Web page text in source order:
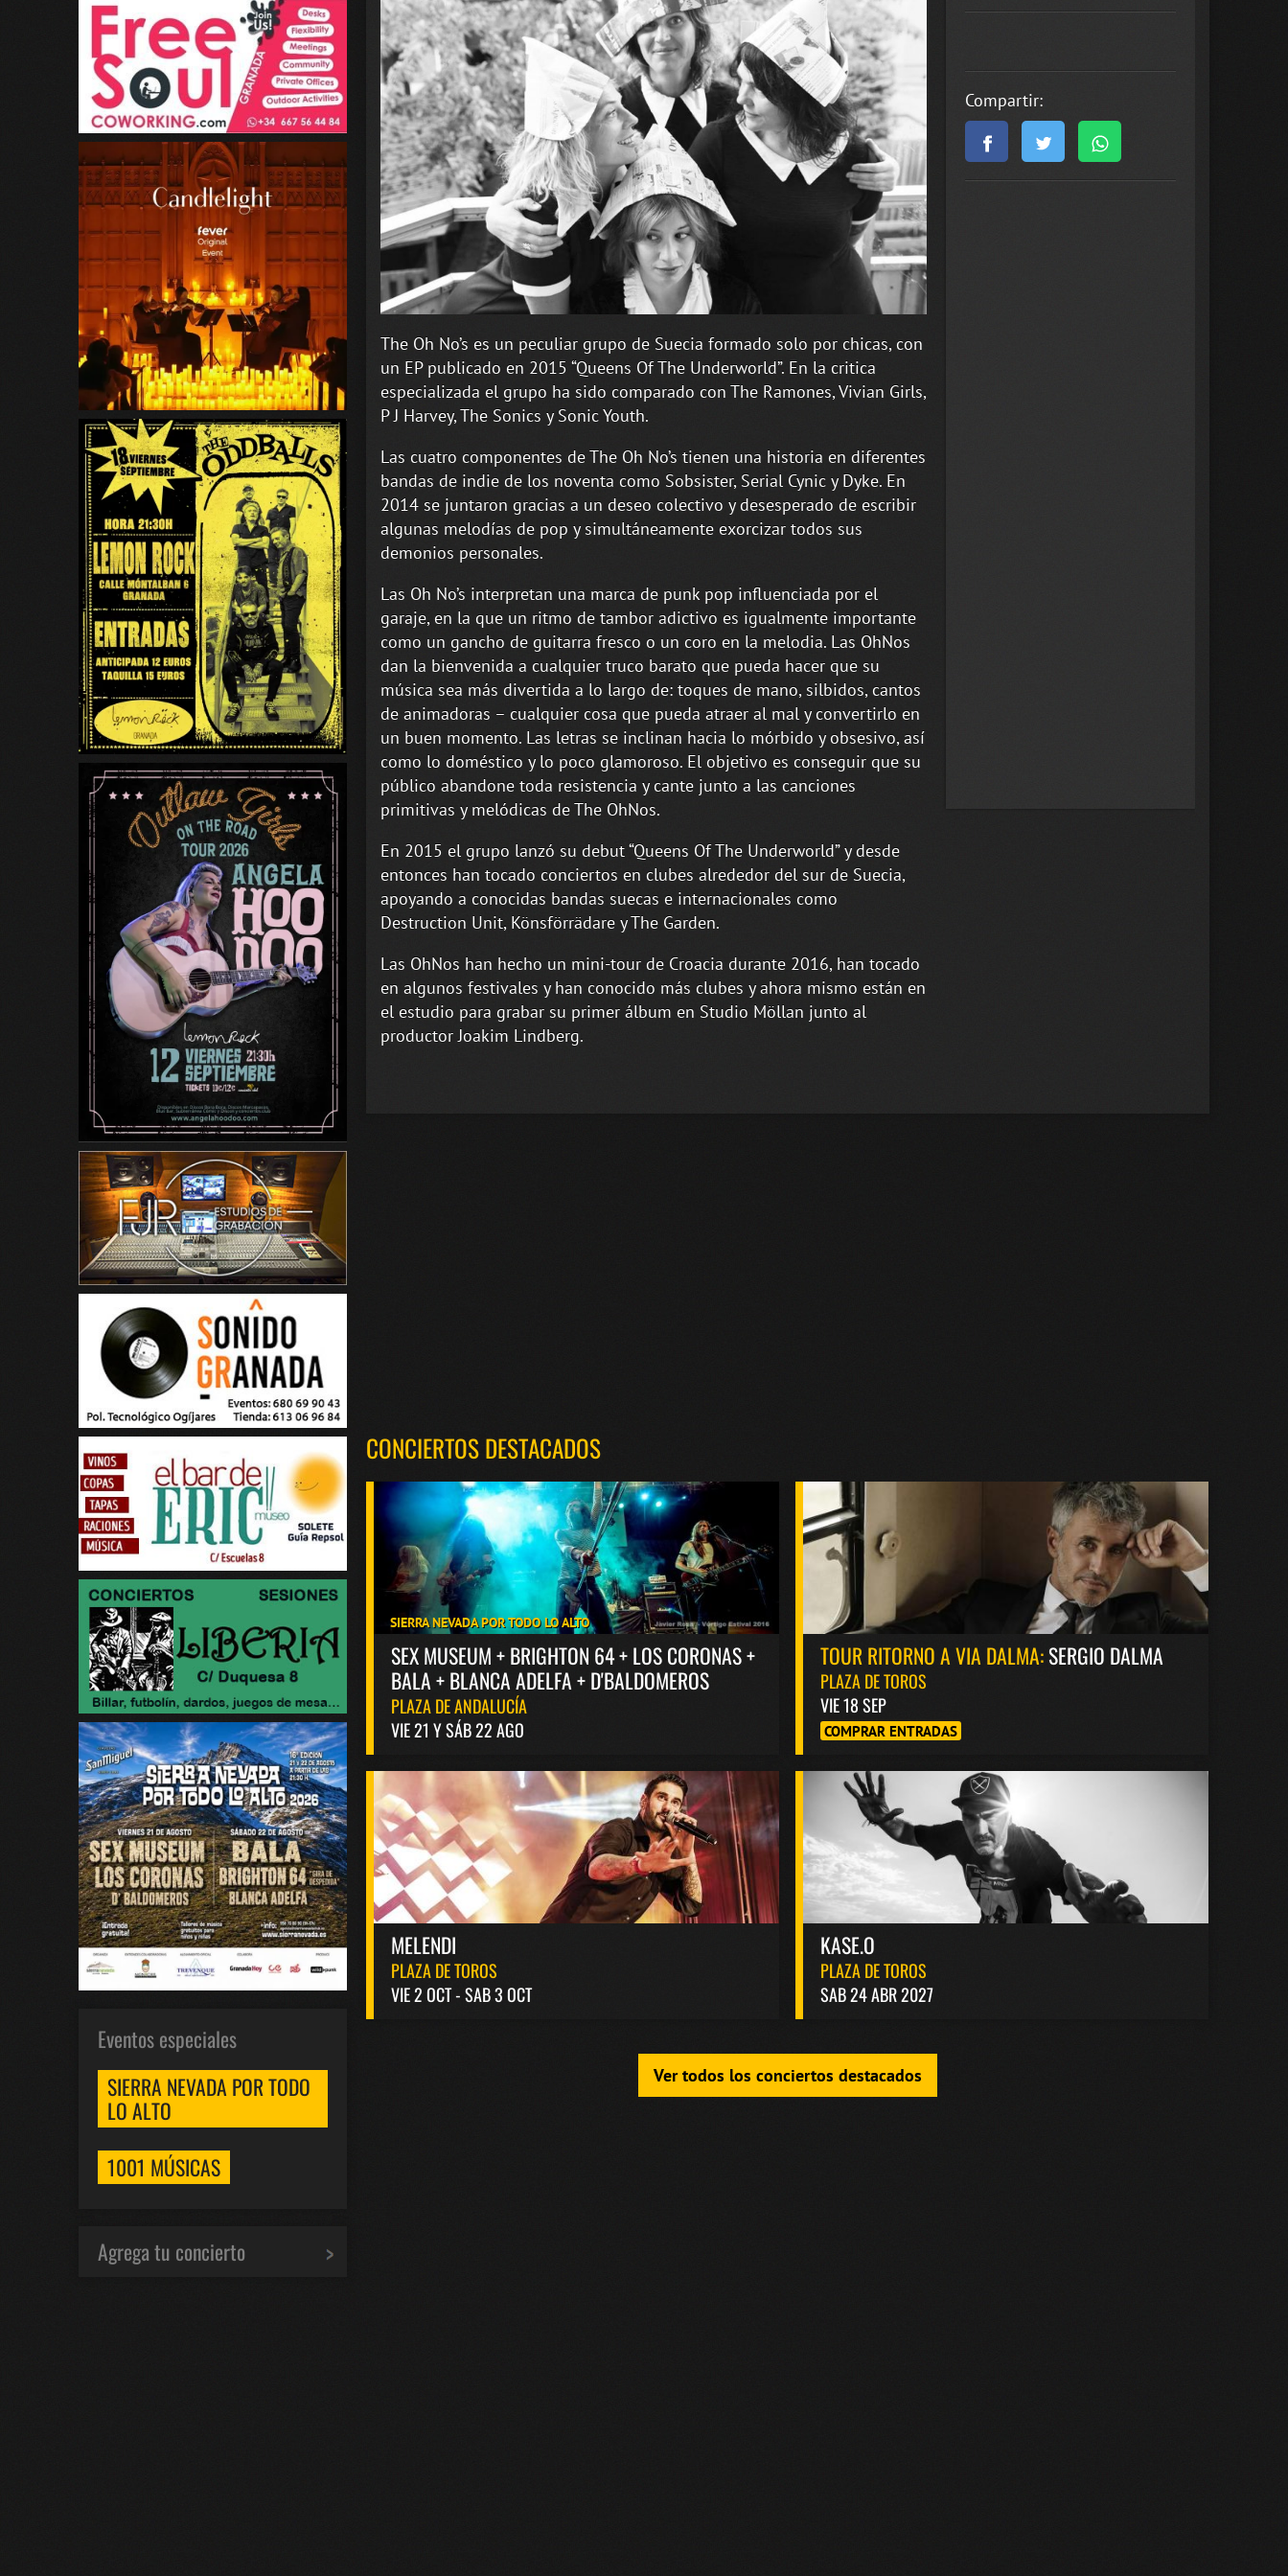
Compartir:
The Oh No’s es un peculiar grupo de Suecia formado solo por chicas, con
un EP publicado en 2015 “Queens Of The Underworld”. En la critica
especializada el grupo ha sido comparado con The Ramones, Vivian Girls,
P J Harvey, The Sonics y Sonic Youth.
Las cuatro componentes de The Oh No’s tienen una historia en diferentes
bandas de indie de los noventa como Sobsister, Serial Cynic y Dyke. En
2014 se juntaron gracias a un deseo colectivo y desesperado de escribir
algunas melodías de pop y simultáneamente exorcizar todos sus
demonios personales.
Las Oh No’s interpretan una marca de punk pop influenciada por el
garaje, en la que un ritmo de tambor adictivo es igualmente importante
como un gancho de guitarra fresco o un coro en la melodia. Las OhNos
dan la bienvenida a cualquier truco barato que pueda hacer que su
música sea más divertida a lo largo de: toques de mano, silbidos, cantos
de animadoras – cualquier cosa que pueda atraer al mal y convertirlo en
un buen momento. Las letras se inclinan hacia lo mórbido y obsesivo, así
como lo doméstico y lo poco glamoroso. El objetivo es conseguir que su
público abandone toda resistencia y cante junto a las canciones
primitivas y melódicas de The OhNos.
En 2015 el grupo lanzó su debut “Queens Of The Underworld” y desde
entonces han tocado conciertos en clubes alrededor del sur de Suecia,
apoyando a conocidas bandas suecas e internacionales como
Destruction Unit, Könsförrädare y The Garden.
Las OhNos han hecho un mini-tour de Croacia durante 2016, han tocado
en algunos festivales y han conocido más clubes y ahora mismo están en
el estudio para grabar su primer álbum en Studio Möllan junto al
productor Joakim Lindberg.
CONCIERTOS DESTACADOS
SIERRA NEVADA POR TODO LO ALTO
SEX MUSEUM + BRIGHTON 64 + LOS CORONAS +
BALA + BLANCA ADELFA + D'BALDOMEROS
PLAZA DE ANDALUCÍA
VIE 21 Y SÁB 22 AGO
TOUR RITORNO A VIA DALMA:SERGIO DALMA
PLAZA DE TOROS
VIE 18 SEP
COMPRAR ENTRADAS
MELENDI
PLAZA DE TOROS
VIE 2 OCT - SAB 3 OCT
KASE.O
PLAZA DE TOROS
SAB 24 ABR 2027
Ver todos los conciertos destacados
Eventos especiales
SIERRA NEVADA POR TODO
LO ALTO
1001 MÚSICAS
Agrega tu concierto